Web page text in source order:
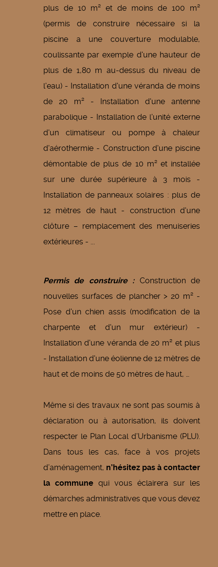
plus de 10 m² et de moins de 100 m²
(permis de construire nécessaire si la
piscine a une couverture modulable,
coulissante par exemple d'une hauteur de
plus de 1,80 m au-dessus du niveau de
l'eau) - Installation d'une véranda de moins
de 20 m² - Installation d'une antenne
parabolique - Installation de l'unité externe
d'un climatiseur ou pompe à chaleur
d'aérothermie - Construction d'une piscine
démontable de plus de 10 m² et installée
sur une durée supérieure à 3 mois -
Installation de panneaux solaires : plus de
12 mètres de haut - construction d'une
clôture – remplacement des menuiseries
extérieures - ...
Permis de construire :Construction de
nouvelles surfaces de plancher > 20 m² -
Pose d'un chien assis (modification de la
charpente et d'un mur extérieur) -
Installation d'une véranda de 20 m² et plus
- Installation d'une éolienne de 12 mètres de
haut et de moins de 50 mètres de haut, …
Même si des travaux ne sont pas soumis à
déclaration ou à autorisation, ils doivent
respecter le Plan Local d’Urbanisme (PLU).
Dans tous les cas, face à vos projets
d’aménagement, n’hésitez pas à contacter
la commune qui vous éclairera sur les
démarches administratives que vous devez
mettre en place.